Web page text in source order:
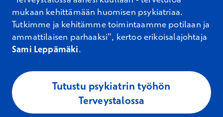
mukaan kehittämään huomisen psykiatriaa.
Tutkimme ja kehitämme toimintaamme potilaan ja
ammattilaisen parhaaksi”, kertoo erikoisalajohtaja
Sami Leppämäki.
Tutustu psykiatrin työhön
Terveystalossa